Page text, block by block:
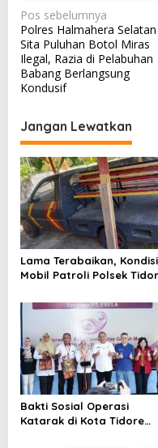
N
a
v
i
a
s
i
p
o
s
Pos sebelumnya
Polres Halmahera Selatan
Sita Puluhan Botol Miras
Ilegal, Razia di Pelabuhan
Babang Berlangsung
Kondusif
Jangan Lewatkan
Lama Terabaikan, Kondisi
Mobil Patroli Polsek
Kapolda
Bakti Sosial Operasi
Katarak di Kota Tidore